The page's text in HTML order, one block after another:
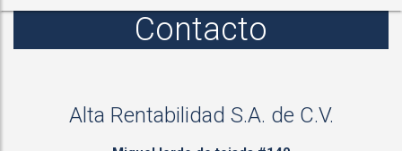
Contacto
Alta Rentabilidad S.A. de C.V.